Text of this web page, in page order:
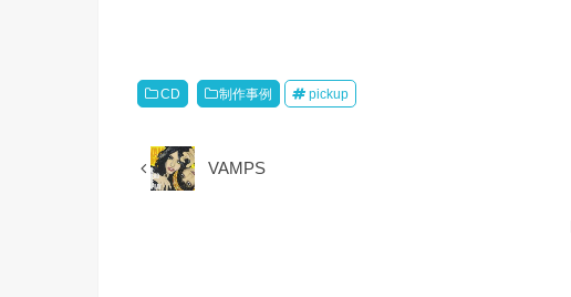
CD 制作事例 pickup
VAMPS